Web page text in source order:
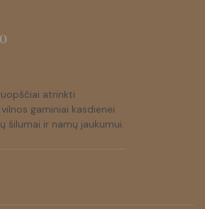
atrinkti
gaminiai kasdienei
šilumai ir namų jaukumui.